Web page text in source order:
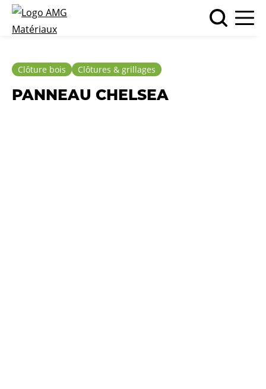
Clôture bois Clôtures & grillages
PANNEAU CHELSEA